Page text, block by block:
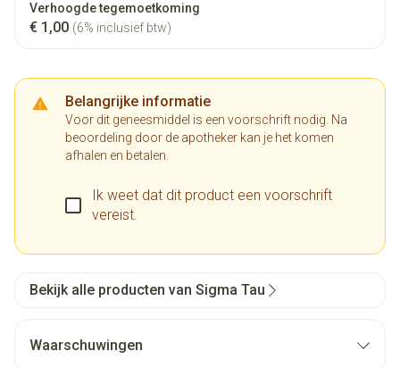
Verhoogde tegemoetkoming
€ 1,00 (6% inclusief btw)
Belangrijke informatie
Voor dit geneesmiddel is een voorschrift nodig. Na
beoordeling door de apotheker kan je het komen
afhalen en betalen.
Ik weet dat dit product een voorschrift
vereist.
Bekijk alle producten van Sigma Tau
Waarschuwingen